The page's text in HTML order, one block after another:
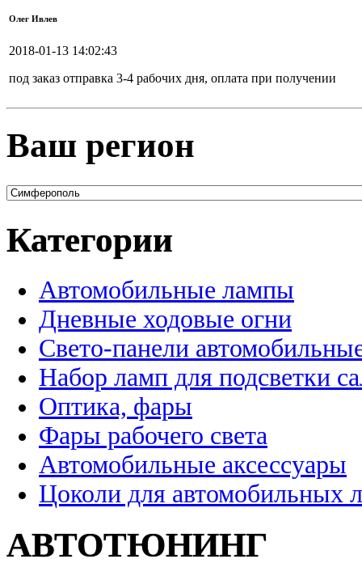
Олег Ивлев
2018-01-13 14:02:43
под заказ отправка 3-4 рабочих дня, оплата при получении
Ваш регион
Категории
Автомобильные лампы
Дневные ходовые огни
Свето-панели
Набор ламп для подсветки
Оптика, фары
Фары рабочего света
Автомобильные аксессуары
Цоколи для автомобильных
АВТОТЮНИНГ